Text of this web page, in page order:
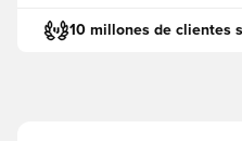
10 millones de clientes